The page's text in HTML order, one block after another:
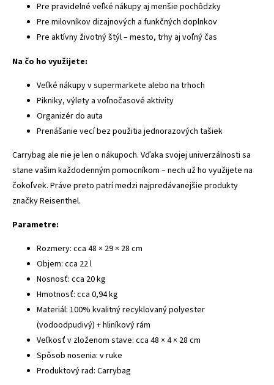
Pre pravidelné veľké nákupy aj menšie pochôdzky
Pre milovníkov dizajnových a funkčných doplnkov
Pre aktívny životný štýl – mesto, trhy aj voľný čas
Na čo ho využijete:
Veľké nákupy v supermarkete alebo na trhoch
Pikniky, výlety a voľnočasové aktivity
Organizér do auta
Prenášanie vecí bez použitia jednorazových tašiek
Carrybag ale nie je len o nákupoch. Vďaka svojej univerzálnosti sa
stane vašim každodenným pomocníkom – nech už ho využijete na
čokoľvek. Práve preto patrí medzi najpredávanejšie produkty
značky Reisenthel.
Parametre:
Rozmery: cca 48 × 29 × 28 cm
Objem: cca 22 l
Nosnosť: cca 20 kg
Hmotnosť: cca 0,94 kg
Materiál: 100% kvalitný recyklovaný polyester
(vodoodpudivý) + hliníkový rám
Veľkosť v zloženom stave: cca 48 × 4 × 28 cm
Spôsob nosenia: v ruke
Produktový rad: Carrybag